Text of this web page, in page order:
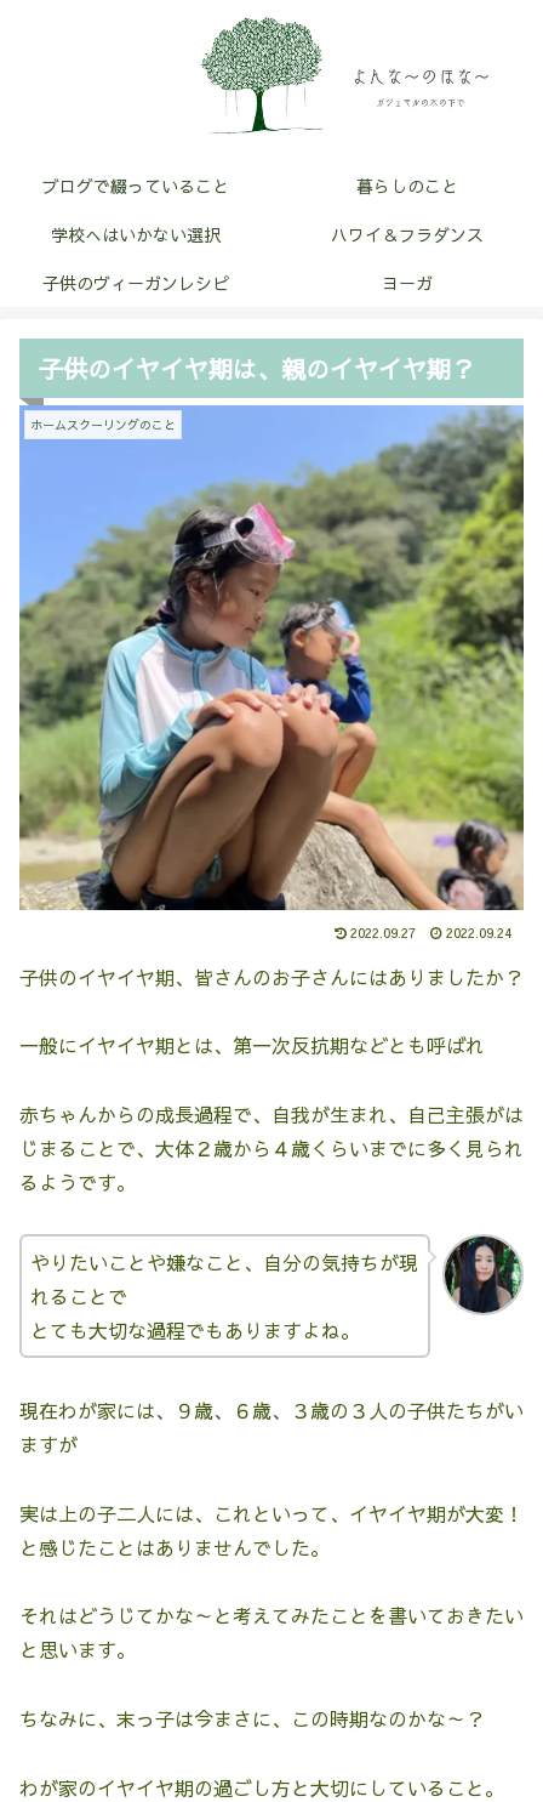
ブログで綴っていること
暮らしのこと
学校へはいかない選択
ハワイ＆フラダンス
子供のヴィーガンレシピ
ヨーガ
子供のイヤイヤ期は、親のイヤイヤ期？
ホームスクーリングのこと
2022.09.27 2022.09.24
子供のイヤイヤ期、皆さんのお子さんにはありましたか？
一般にイヤイヤ期とは、第一次反抗期などとも呼ばれ
赤ちゃんからの成長過程で、自我が生まれ、自己主張がは
じまることで、大体２歳から４歳くらいまでに多く見られ
るようです。
やりたいことや嫌なこと、自分の気持ちが現
れることで
とても大切な過程でもありますよね。
現在わが家には、９歳、６歳、３歳の３人の子供たちがい
ますが
実は上の子二人には、これといって、イヤイヤ期が大変！
と感じたことはありませんでした。
それはどうじてかな～と考えてみたことを書いておきたい
と思います。
ちなみに、末っ子は今まさに、この時期なのかな～？
わが家のイヤイヤ期の過ごし方と大切にしていること。